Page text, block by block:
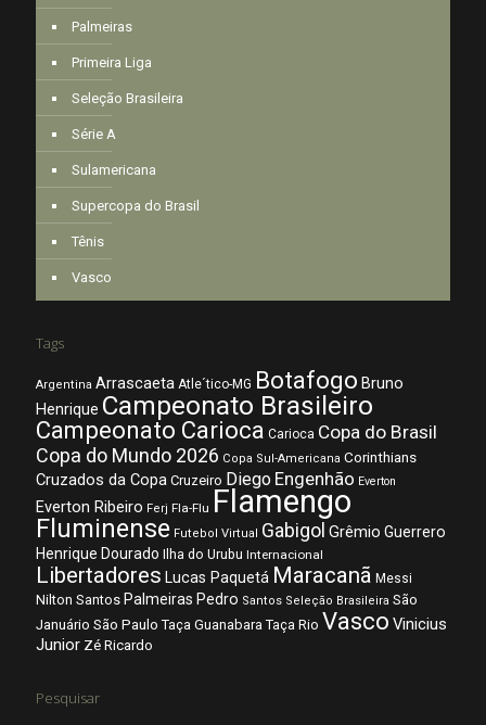
Palmeiras
Primeira Liga
Seleção Brasileira
Série A
Sulamericana
Supercopa do Brasil
Tênis
Vasco
Tags
Argentina Arrascaeta Atle´tico-MG Botafogo Bruno
Henrique Campeonato Brasileiro
Campeonato Carioca Carioca Copa do Brasil
Copa do Mundo 2026 Copa Sul-Americana Corinthians
Cruzados da Copa Cruzeiro Diego Engenhão Everton
Everton Ribeiro Ferj Fla-Flu Flamengo
Fluminense Futebol Virtual Gabigol Grêmio Guerrero
Henrique Dourado Ilha do Urubu Internacional
Libertadores Lucas Paquetá Maracanã Messi
Nilton Santos Palmeiras Pedro Santos Seleção Brasileira São
Januário São Paulo Taça Guanabara Taça Rio Vasco Vinicius
Junior Zé Ricardo
Pesquisar